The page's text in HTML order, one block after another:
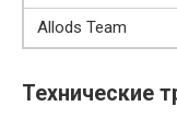
Allods Team
Технические